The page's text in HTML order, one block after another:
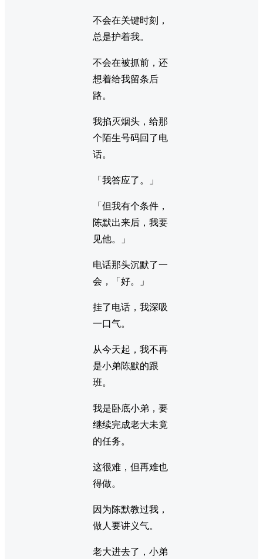
不会在关键时刻，
总是护着我。
不会在被抓前，还
想着给我留条后
路。
我掐灭烟头，给那
个陌生号码回了电
话。
「我答应了。」
「但我有个条件，
陈默出来后，我要
见他。」
电话那头沉默了一
会，「好。」
挂了电话，我深吸
一口气。
从今天起，我不再
是小弟陈默的跟
班。
我是卧底小弟，要
继续完成老大未竟
的任务。
这很难，但再难也
得做。
因为陈默教过我，
做人要讲义气。
老大进去了，小弟